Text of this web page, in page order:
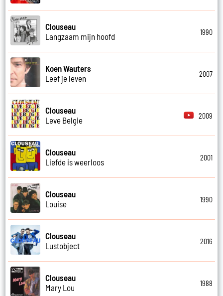
Clouseau
Langzaam mijn hoofd
1990
Koen Wauters
Leef je leven
2007
Clouseau
Leve Belgie
2009
Clouseau
Liefde is weerloos
2001
Clouseau
Louise
1990
Clouseau
Lustobject
2016
Clouseau
Mary Lou
1988